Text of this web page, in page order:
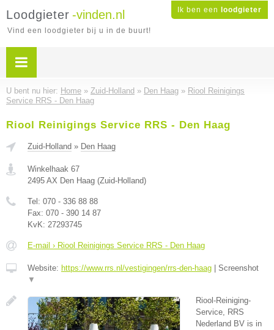
Ik ben een loodgieter
Loodgieter -vinden.nl
Vind een loodgieter bij u in de buurt!
U bent nu hier: Home » Zuid-Holland » Den Haag » Riool Reinigings
Service RRS - Den Haag
Riool Reinigings Service RRS - Den Haag
Zuid-Holland » Den Haag
Winkelhaak 67
2495 AX Den Haag (Zuid-Holland)
Tel: 070 - 336 88 88
Fax: 070 - 390 14 87
KvK: 27293745
E-mail › Riool Reinigings Service RRS - Den Haag
Website: https://www.rrs.nl/vestigingen/rrs-den-haag
Screenshot
▼
Riool-Reiniging-
Service, RRS
Nederland BV is in